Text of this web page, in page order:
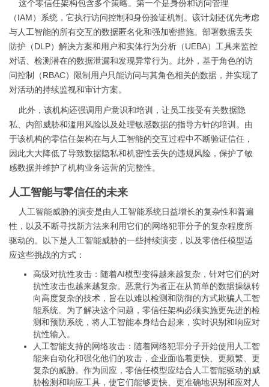
这个零信任架构包含多个策略。第一个是身份和访问管理
（IAM）系统，它执行访问控制和身份验证机制。该计划还优先考虑
与人工智能的所有交互的数据匿名化和强加密措施。部署数据丢失
防护（DLP）解决方案和用户和实体行为分析（UEBA）工具来监控
对话、检测潜在的数据泄漏和发现异常行为。此外，基于角色的访
问控制（RBAC）限制用户只能访问与其角色相关的数据，并实现了
对活动的持续监视和审计方案。
此外，该机构还强调用户意识和培训，让员工接受有关数据隐
私、内部威胁和滥用风险以及处理敏感数据的指导方针的培训。由
于该机构的零信任架构在与人工智能的交互过程中不断验证信任，
因此大大降低了导致数据隐私和机密性丢失的违规风险，保护了敏
感数据并维护了机构业务运营的完整性。
人工智能与零信任的未来
人工智能威胁的演变是由人工智能系统日益增长的复杂性和普遍
性，以及不断寻找新方法来利用它们的网络犯罪分子的复杂程度所
驱动的。以下是人工智能威胁的一些持续演变，以及零信任模型适
应这些挑战的方式：
高级对抗性攻击：随着AI模型变得越来越复杂，针对它们的对
抗性攻击也越来越复杂。恶意行为者正在从简单的数据操纵转
向高度复杂的技术，旨在以难以检测和防御的方式欺骗人工智
能系统。为了解决这个问题，零信任架构必须实施更先进的检
测和预防系统，将人工智能本身结合起来，实时识别和响应对
抗性输入。
人工智能支持的网络攻击：随着网络犯罪分子开始使用人工智
能来自动化和强化他们的攻击，企业面临着更快、更频繁、更
复杂的威胁。作为回应，零信任模型应结合人工智能驱动的威
胁检测和响应工具，使它们能够更快、更准确地识别和应对人